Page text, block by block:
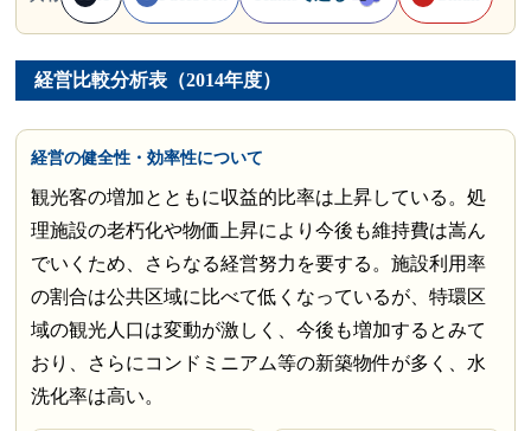
経営比較分析表（2014年度）
経営の健全性・効率性について
観光客の増加とともに収益的比率は上昇している。処
理施設の老朽化や物価上昇により今後も維持費は嵩ん
でいくため、さらなる経営努力を要する。施設利用率
の割合は公共区域に比べて低くなっているが、特環区
域の観光人口は変動が激しく、今後も増加するとみて
おり、さらにコンドミニアム等の新築物件が多く、水
洗化率は高い。